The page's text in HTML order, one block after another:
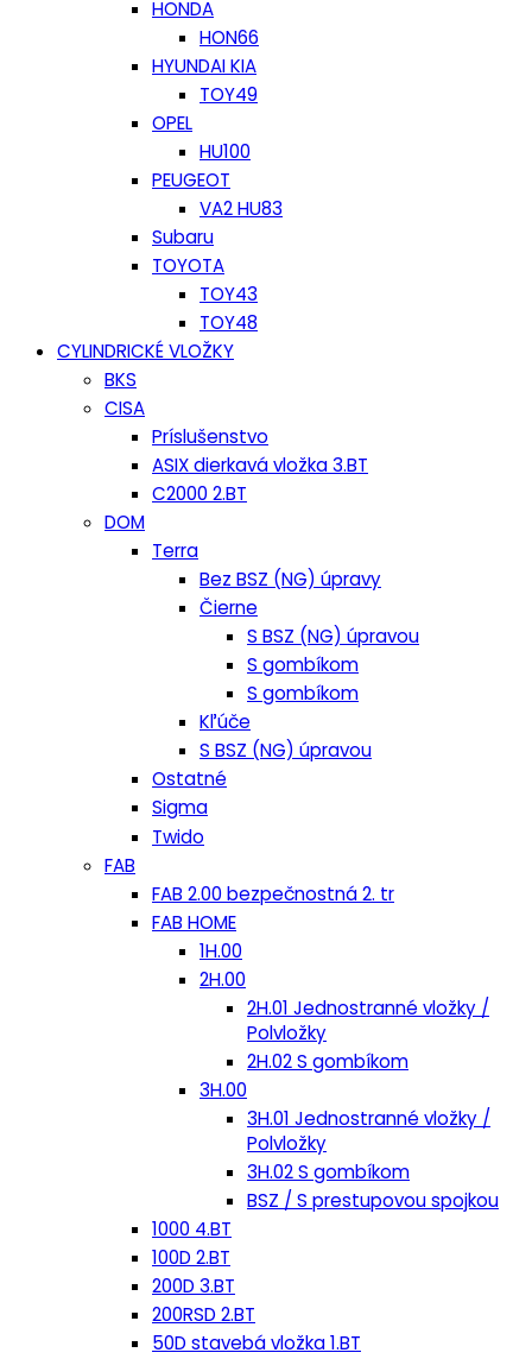
HONDA
HON66
HYUNDAI KIA
TOY49
OPEL
HU100
PEUGEOT
VA2 HU83
Subaru
TOYOTA
TOY43
TOY48
CYLINDRICKÉ VLOŽKY
BKS
CISA
Príslušenstvo
ASIX dierkavá vložka 3.BT
C2000 2.BT
DOM
Terra
Bez BSZ (NG) úpravy
Čierne
S BSZ (NG) úpravou
S gombíkom
S gombíkom
Kľúče
S BSZ (NG) úpravou
Ostatné
Sigma
Twido
FAB
FAB 2.00 bezpečnostná 2. tr
FAB HOME
1H.00
2H.00
2H.01 Jednostranné vložky /
Polvložky
2H.02 S gombíkom
3H.00
3H.01 Jednostranné vložky /
Polvložky
3H.02 S gombíkom
BSZ / S prestupovou spojkou
1000 4.BT
100D 2.BT
200D 3.BT
200RSD 2.BT
50D stavebá vložka 1.BT